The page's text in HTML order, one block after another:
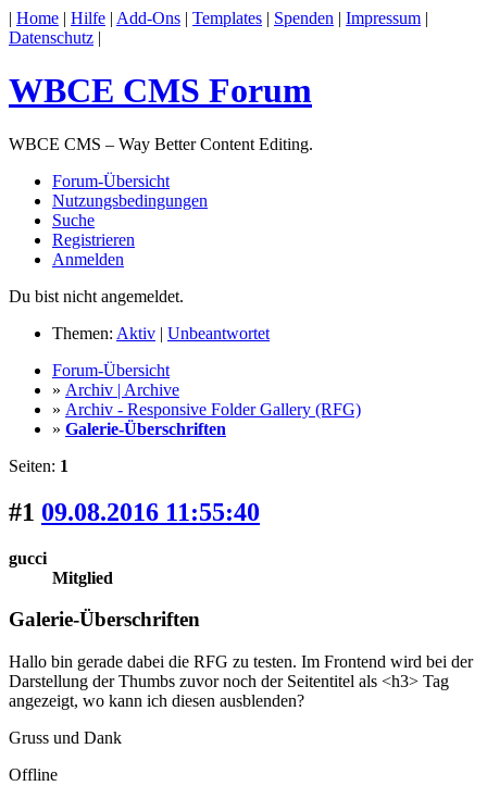
| Home | Hilfe | Add-Ons | Templates | Spenden | Impressum |
Datenschutz |
WBCE CMS Forum
WBCE CMS – Way Better Content Editing.
Forum-Übersicht
Nutzungsbedingungen
Suche
Registrieren
Anmelden
Du bist nicht angemeldet.
Themen: Aktiv | Unbeantwortet
Forum-Übersicht
» Archiv | Archive
» Archiv - Responsive Folder Gallery (RFG)
» Galerie-Überschriften
Seiten: 1
#1 09.08.2016 11:55:40
gucci
Mitglied
Galerie-Überschriften
Hallo bin gerade dabei die RFG zu testen. Im Frontend wird bei der
Darstellung der Thumbs zuvor noch der Seitentitel als <h3> Tag
angezeigt, wo kann ich diesen ausblenden?
Gruss und Dank
Offline